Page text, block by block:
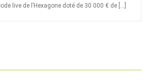
live de l’Hexagone doté de 30 000 € de […]